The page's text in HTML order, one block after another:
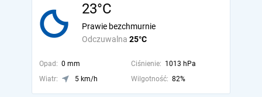
23°C
Odczuwalna 25°C
Prawie bezchmurnie
Opad: 0 mm Ciśnienie: 1013 hPa
Wiatr:
5 km/h Wilgotność: 82%